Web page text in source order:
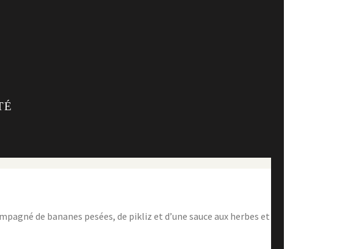
de bananes pesées, de pikliz et d’une sauce aux herbes et